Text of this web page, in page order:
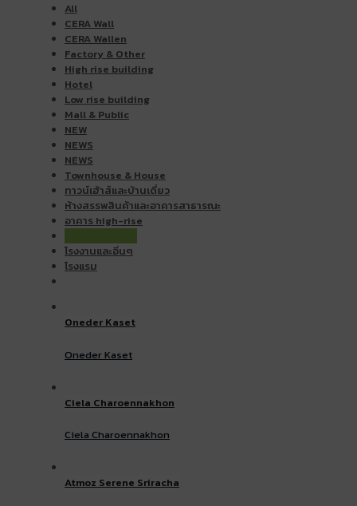
All
CERA Wall
CERA Wallen
Factory & Other
High rise building
Hotel
Low rise building
Mall & Public
NEW
NEWS
NEWS
Townhouse & House
ทาวน์เฮ้าส์และบ้านเดี่ยว
ห้างสรรพสินค้าและอาคารสาธารณะ
อาคาร high-rise
โรงงานและอิ่นๆ
โรงแรม
Oneder Kaset
Oneder Kaset
Ciela Charoennakhon
Ciela Charoennakhon
Atmoz Serene Sriracha